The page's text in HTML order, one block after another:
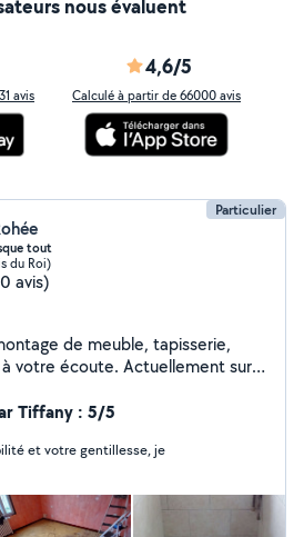
nous évaluent
avis
4,6/5
Calculé à partir de 66000 avis
Particulier
tout
du Roi)
avis)
de meuble, tapisserie,
votre écoute. Actuellement sur
rencontrer et vous aider. Au
Tiffany : 5/5
et votre gentillesse, je